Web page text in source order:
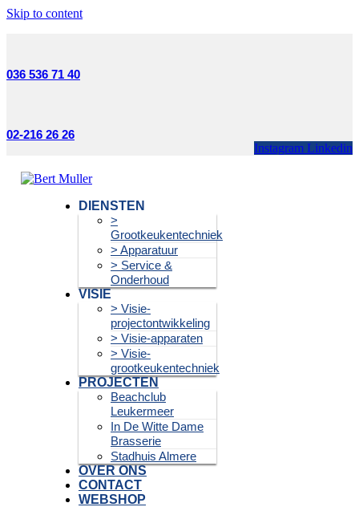
Skip to content
036 536 71 40
02-216 26 26
Instagram Linkedin
DIENSTEN
>
Grootkeukentechniek
> Apparatuur
> Service &
Onderhoud
VISIE
> Visie-
projectontwikkeling
> Visie-apparaten
> Visie-
grootkeukentechniek
PROJECTEN
Beachclub
Leukermeer
In De Witte Dame
Brasserie
Stadhuis Almere
OVER ONS
CONTACT
WEBSHOP